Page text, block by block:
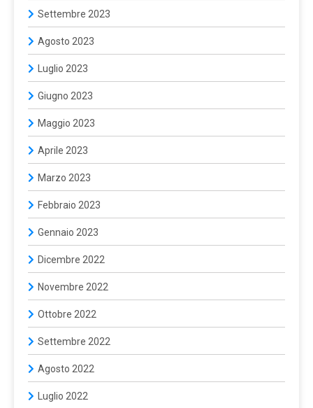
Settembre 2023
Agosto 2023
Luglio 2023
Giugno 2023
Maggio 2023
Aprile 2023
Marzo 2023
Febbraio 2023
Gennaio 2023
Dicembre 2022
Novembre 2022
Ottobre 2022
Settembre 2022
Agosto 2022
Luglio 2022